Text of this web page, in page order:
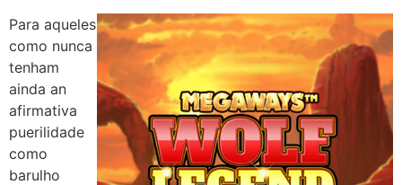
Para aqueles
como nunca
tenham
ainda an
afirmativa
puerilidade
como
barulho